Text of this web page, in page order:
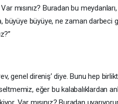
mısınız? Buradan bu
büyüye büyüye, ne zaman darbeci
genel direniş’ diye. Bunu hep
eğer bu kalabalıklardan